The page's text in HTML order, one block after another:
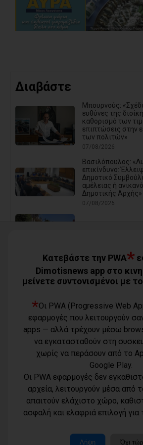
Διαβάστε
Μπουρνούς:
ευθύνες της
καθορισμό των
επιπτώσεις στην
των πολιτών»
07/08/2026
Βασιλόπουλος:
επικίνδυνο:
Δημοτικό
αμέλειας ή
Δημοτικής Αρχής»
07/08/2026
07/08/2026
Χάρης Δούκας: Η
κατέβει για
07/08/2026
Κέντρο Υγείας
07/08/2026
Μάτι σε
περιουσίες
οργανώνονται
07/08/2026
Όροι χρήσης
Πολιτική
Κατεβάστε την PWA*
Dimotisnews app στο
μείνετε συντονισμένοι με
*Οι PWA (Progressive Web
εφαρμογές που λειτουργούν
apps — αλλά τρέχουν μέσω
να εγκατασταθούν στη
χωρίς να περάσουν από το
Google Play.
Οι PWA εφαρμογές δεν
αρχεία, λειτουργούν μέσα από
απαιτούν ελάχιστο χώρο,
ασφαλή και ελαφριά επιλογή
Λήψη Όχι